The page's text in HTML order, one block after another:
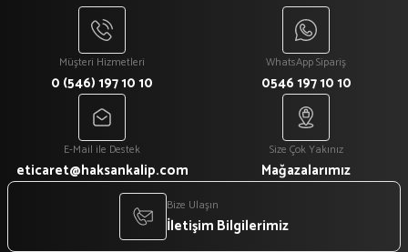
Müşteri Hizmetleri
0 (546) 197 10 10
WhatsApp Sipariş
0546 197 10 10
E-Mail ile Destek
eticaret@haksankalip.com
Size Çok Yakınız
Mağazalarımız
Bize Ulaşın
İletişim Bilgilerimiz